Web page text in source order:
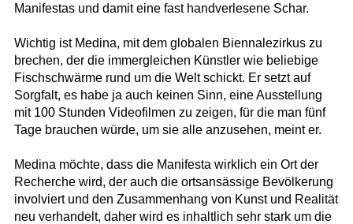
Manifestas und damit eine fast handverlesene Schar.
Wichtig ist Medina, mit dem globalen Biennalezirkus zu
brechen, der die immergleichen Künstler wie beliebige
Fischschwärme rund um die Welt schickt. Er setzt auf
Sorgfalt, es habe ja auch keinen Sinn, eine Ausstellung
mit 100 Stunden Videofilmen zu zeigen, für die man fünf
Tage brauchen würde, um sie alle anzusehen, meint er.
Medina möchte, dass die Manifesta wirklich ein Ort der
Recherche wird, der auch die ortsansässige Bevölkerung
involviert und den Zusammenhang von Kunst und Realität
neu verhandelt, daher wird es inhaltlich sehr stark um die